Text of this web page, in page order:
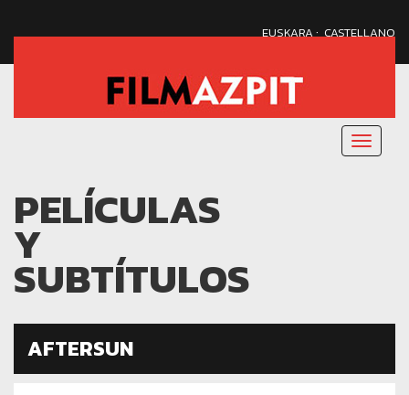
EUSKARA·CASTELLANO
Menu
PELÍCULAS
Y
SUBTÍTULOS
AFTERSUN